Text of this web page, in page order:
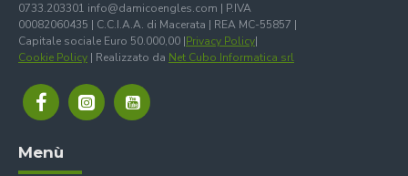
0733.203301 info@damicoengles.com | P.IVA
00082060435 | C.C.I.A.A. di Macerata | REA MC-55857 |
Capitale sociale Euro 50.000,00 |Privacy Policy|
Cookie Policy | Realizzato da Net Cubo Informatica srl
Menù